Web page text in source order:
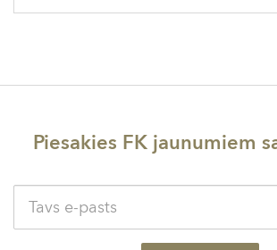
Piesakies FK jaunumiem